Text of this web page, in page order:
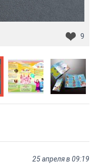
9
25 апреля в 09:19